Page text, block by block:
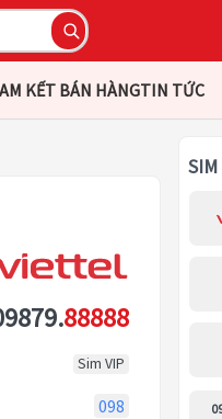
KẾT BÁN HÀNGTIN TỨC
88888
Sim VIP
098